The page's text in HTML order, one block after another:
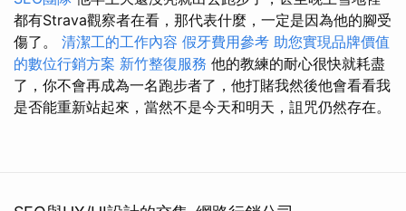
都有Strava觀察者在看，那代表什麼，一定是因為他的腳受
傷了。 清潔工的工作內容 假牙費用參考 助您實現品牌價值
的數位行銷方案 新竹整復服務 他的教練的耐心很快就耗盡
了，你不會再成為一名跑步者了，他打賭我然後他會看看我
是否能重新站起來，當然不是今天和明天，詛咒仍然存在。